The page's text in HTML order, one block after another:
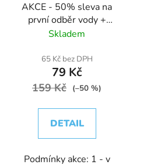
AKCE - 50% sleva na
první odběr vody +
DÁREK dle vlastního
Skladem
65 Kč bez DPH
79 Kč
159 Kč (–50 %)
DETAIL
Podmínky akce: 1 - v